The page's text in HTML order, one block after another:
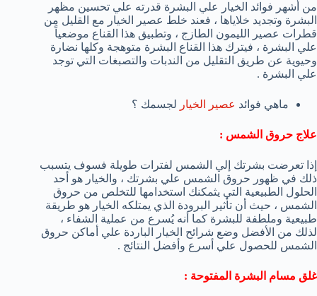
من أشهر فوائد الخيار علي البشرة قدرته علي تحسين مظهر
البشرة وتجديد خلاياها ، فعند خلط عصير الخيار مع القليل من
قطرات عصير الليمون الطازج ، وتطبيق هذا القناع موضعياً
علي البشرة ، فيترك هذا القناع البشرة متوهجة وكلها نضارة
وحيوية عن طريق التقليل من الندبات والتصبغات التي توجد
علي البشرة .
ماهي فوائد عصير الخيار لجسمك ؟
علاج حروق الشمس :
إذا تعرضت بشرتك إلي الشمس لفترات طويلة فسوف يتسبب
ذلك في ظهور حروق الشمس علي بشرتك ، والخيار هو أحد
الحلول الطبيعية التي يثمكنك استخدامها للتخلص من حروق
الشمس ، حيث أن تأثير البرودة الذي يمتلكه الخيار هو طريقة
طبيعية وملطفة للبشرة كما أنه يُسرع من عملية الشفاء ،
لذلك من الأفضل وضع شرائح الخيار الباردة علي أماكن حروق
الشمس للحصول علي أسرع وأفضل النتائج .
غلق مسام البشرة المفتوحة :